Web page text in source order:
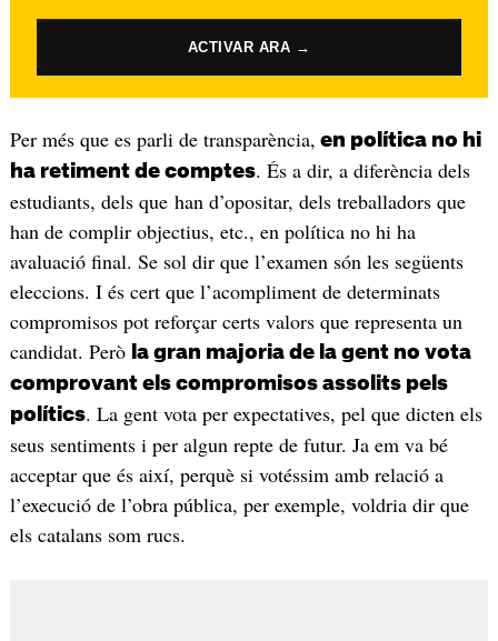
ACTIVAR ARA →
Per més que es parli de transparència, en política no hi
ha retiment de comptes. És a dir, a diferència dels
estudiants, dels que han d’opositar, dels treballadors que
han de complir objectius, etc., en política no hi ha
avaluació final. Se sol dir que l’examen són les següents
eleccions. I és cert que l’acompliment de determinats
compromisos pot reforçar certs valors que representa un
candidat. Però la gran majoria de la gent no vota
comprovant els compromisos assolits pels
polítics. La gent vota per expectatives, pel que dicten els
seus sentiments i per algun repte de futur. Ja em va bé
acceptar que és així, perquè si votéssim amb relació a
l’execució de l’obra pública, per exemple, voldria dir que
els catalans som rucs.